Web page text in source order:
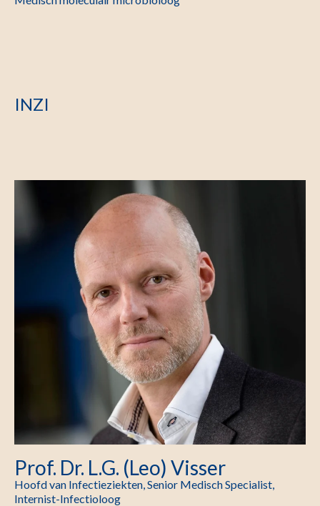
INZI
Prof. Dr. L.G. (Leo) Visser
Hoofd van Infectieziekten, Senior Medisch Specialist,
Internist-Infectioloog